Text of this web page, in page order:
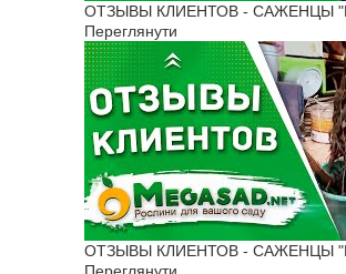
ОТЗЫВЫ КЛИЕНТОВ - САЖЕНЦЫ
Переглянути
ОТЗЫВЫ КЛИЕНТОВ - САЖЕНЦЫ
Переглянути